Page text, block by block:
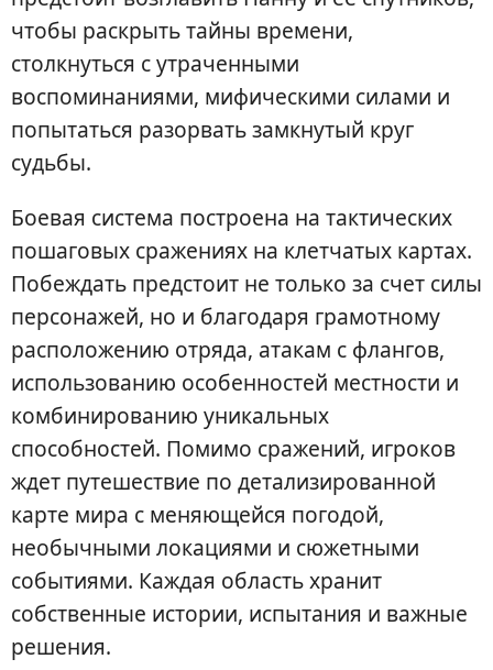
чтобы раскрыть тайны времени,
столкнуться с утраченными
воспоминаниями, мифическими силами и
попытаться разорвать замкнутый круг
судьбы.
Боевая система построена на тактических
пошаговых сражениях на клетчатых картах.
Побеждать предстоит не только за счет силы
персонажей, но и благодаря грамотному
расположению отряда, атакам с флангов,
использованию особенностей местности и
комбинированию уникальных
способностей. Помимо сражений, игроков
ждет путешествие по детализированной
карте мира с меняющейся погодой,
необычными локациями и сюжетными
событиями. Каждая область хранит
собственные истории, испытания и важные
решения.